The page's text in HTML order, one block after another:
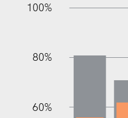
100%
80%
60%